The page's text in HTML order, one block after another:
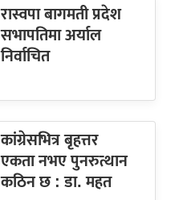
रास्वपा बागमती प्रदेश
सभापतिमा अर्याल
निर्वाचित
कांग्रेसभित्र बृहत्तर
एकता नभए पुनरुत्थान
कठिन छ : डा. महत